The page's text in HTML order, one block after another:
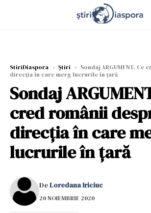
StiriDiaspora › Știri › Sondaj ARGUMENT.
direcția în care merg lucrurile în țară
Sondaj
cred românii
direcția în care
lucrurile în țară
DeLoredana Iriciuc
20 NOIEMBRIE 2020